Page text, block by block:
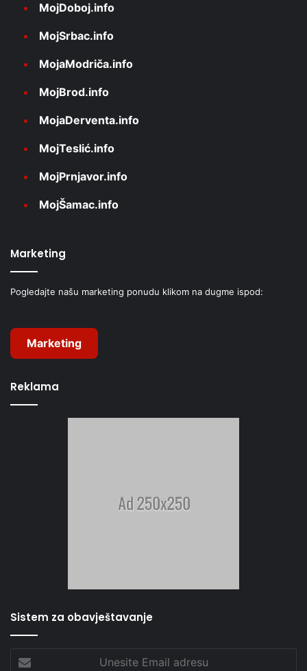
MojDoboj.info
MojSrbac.info
MojaModriča.info
MojBrod.info
MojaDerventa.info
MojTeslić.info
MojPrnjavor.info
MojŠamac.info
Marketing
Pogledajte našu marketing ponudu klikom na dugme ispod:
Marketing
Reklama
Sistem za obavještavanje
Unesite